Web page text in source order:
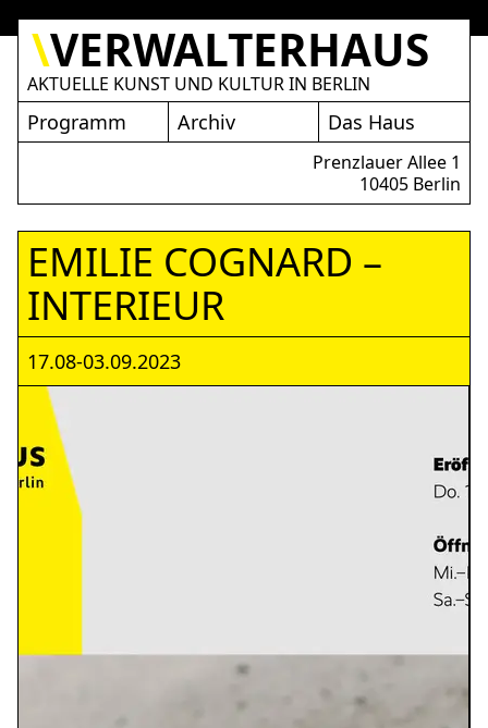
\VERWALTERHAUS
AKTUELLE KUNST UND KULTUR IN BERLIN
Programm Archiv Das Haus
Prenzlauer Allee 1
10405 Berlin
EMILIE COGNARD –
INTERIEUR
EMILIE COGNARD – INTERIEUR
17.08-03.09.2023